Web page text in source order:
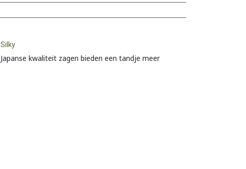
Silky
Japanse kwaliteit zagen bieden een tandje meer